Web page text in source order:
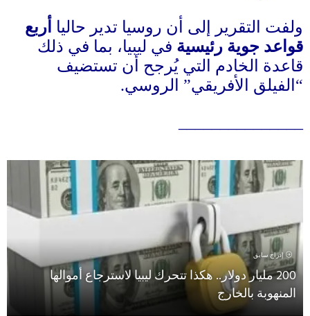
ولفت التقرير إلى أن روسيا تدير حاليا أربع
قواعد جوية رئيسية في ليبيا، بما في ذلك
قاعدة الخادم التي يُرجح أن تستضيف
“الفيلق الأفريقي” الروسي.
إدراج سابق
200 مليار دولار.. هكذا تتحرك ليبيا لاسترجاع أموالها
المنهوبة بالخارج